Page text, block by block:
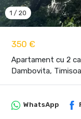
350 €
Apartament cu 2
Dambovita,
1 / 20
WhatsApp